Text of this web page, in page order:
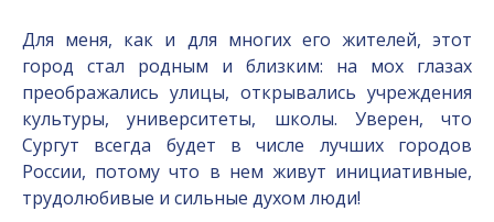
Для меня, как и для многих его жителей, этот
город стал родным и близким: на мох глазах
преображались улицы, открывались учреждения
культуры, университеты, школы. Уверен, что
Сургут всегда будет в числе лучших городов
России, потому что в нем живут инициативные,
трудолюбивые и сильные духом люди!